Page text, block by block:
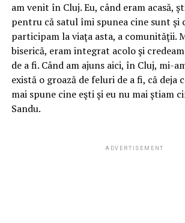
am venit în Cluj. Eu, când eram acasă,
pentru că satul îmi spunea cine sunt şi
participam la viaţa asta, a comunităţii.
biserică, eram integrat acolo şi
de a fi. Când am ajuns aici, în Cluj, mi-
există o groază de feluri de a fi, că deja
mai spune cine eşti şi eu nu mai ştiam
Sandu.
ADVERTISEMENT